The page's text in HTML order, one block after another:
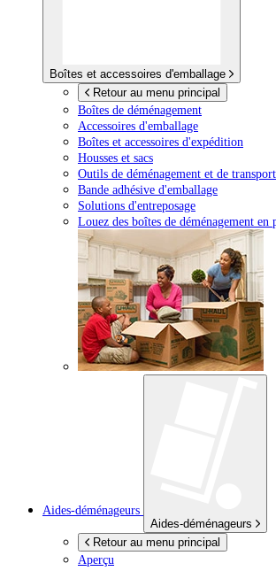
Boîtes et accessoires d'emballage
Retour au menu principal
Boîtes de déménagement
Accessoires d'emballage
Boîtes et accessoires d'expédition
Housses et sacs
Outils de déménagement et de transport
Bande adhésive d'emballage
Solutions d'entreposage
Louez des boîtes de déménagement en
Aides-déménageurs
Aides-déménageurs
Retour au menu principal
Aperçu